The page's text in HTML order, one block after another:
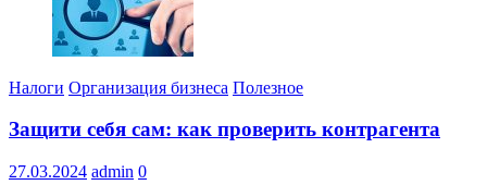
Налоги Организация бизнеса Полезное
Защити себя сам: как проверить контрагента
27.03.2024 admin 0